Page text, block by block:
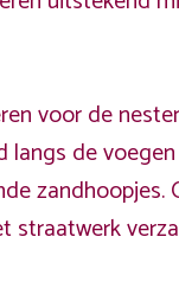
voor de
langs de
zandhoopjes.
straatwerk